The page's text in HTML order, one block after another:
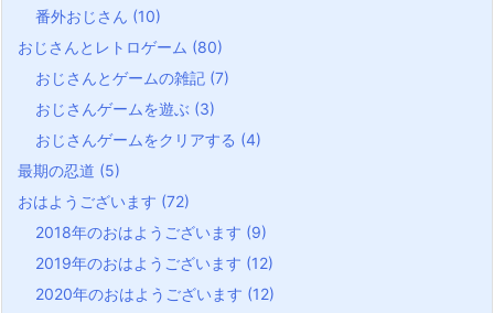
番外おじさん (10)
おじさんとレトロゲーム (80)
おじさんとゲームの雑記 (7)
おじさんゲームを遊ぶ (3)
おじさんゲームをクリアする (4)
最期の忍道 (5)
おはようございます (72)
2018年のおはようございます (9)
2019年のおはようございます (12)
2020年のおはようございます (12)